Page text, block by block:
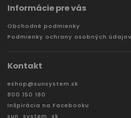
Informácie pre vás
Obchodné podmienky
Podmienky ochrany osobných údajov
Kontakt
eshop@sunsystem.sk
800 150 180
Inšpirácia na Facebooku
sun_system_sk